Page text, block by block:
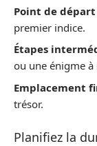
Point de départ
premier indice.
Étapes
ou une énigme à
Emplacement
trésor.
Planifiez la